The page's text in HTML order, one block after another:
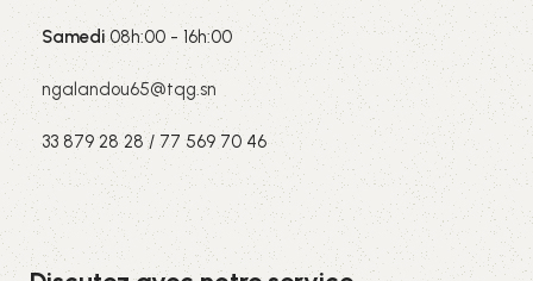
Samedi08h:00 - 16h:00
ngalandou65@tqg.sn
33 879 28 28 / 77 569 70 46